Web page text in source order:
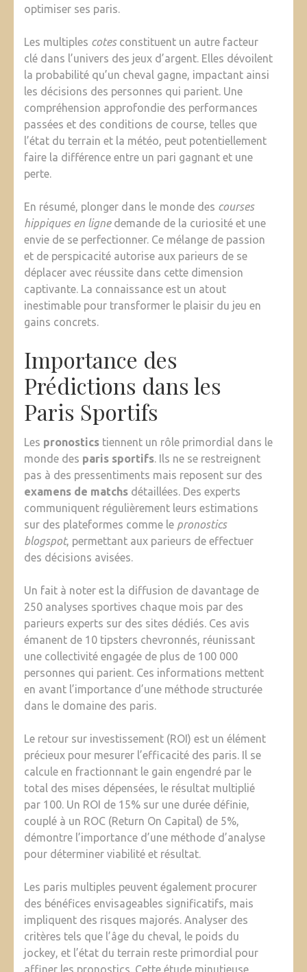
optimiser ses paris.
Les multiples cotesconstituent un autre facteur
clé dans l’univers des jeux d’argent. Elles dévoilent
la probabilité qu’un cheval gagne, impactant ainsi
les décisions des personnes qui parient. Une
compréhension approfondie des performances
passées et des conditions de course, telles que
l’état du terrain et la météo, peut potentiellement
faire la différence entre un pari gagnant et une
perte.
En résumé, plonger dans le monde des courses
hippiques en lignedemande de la curiosité et une
envie de se perfectionner. Ce mélange de passion
et de perspicacité autorise aux parieurs de se
déplacer avec réussite dans cette dimension
captivante. La connaissance est un atout
inestimable pour transformer le plaisir du jeu en
gains concrets.
Importance des
Prédictions dans les
Paris Sportifs
Les pronostics tiennent un rôle primordial dans le
monde des paris sportifs. Ils ne se restreignent
pas à des pressentiments mais reposent sur des
examens de matchs détaillées. Des experts
communiquent régulièrement leurs estimations
sur des plateformes comme le pronostics
blogspot, permettant aux parieurs de effectuer
des décisions avisées.
Un fait à noter est la diffusion de davantage de
250 analyses sportives chaque mois par des
parieurs experts sur des sites dédiés. Ces avis
émanent de 10 tipsters chevronnés, réunissant
une collectivité engagée de plus de 100 000
personnes qui parient. Ces informations mettent
en avant l’importance d’une méthode structurée
dans le domaine des paris.
Le retour sur investissement (ROI) est un élément
précieux pour mesurer l’efficacité des paris. Il se
calcule en fractionnant le gain engendré par le
total des mises dépensées, le résultat multiplié
par 100. Un ROI de 15% sur une durée définie,
couplé à un ROC (Return On Capital) de 5%,
démontre l’importance d’une méthode d’analyse
pour déterminer viabilité et résultat.
Les paris multiples peuvent également procurer
des bénéfices envisageables significatifs, mais
impliquent des risques majorés. Analyser des
critères tels que l’âge du cheval, le poids du
jockey, et l’état du terrain reste primordial pour
affiner les pronostics. Cette étude minutieuse